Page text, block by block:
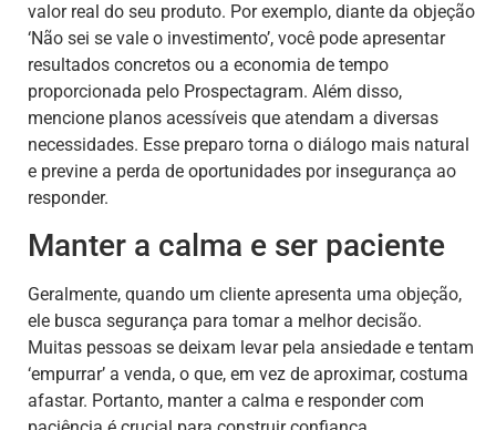
valor real do seu produto. Por exemplo, diante da objeção
‘Não sei se vale o investimento’, você pode apresentar
resultados concretos ou a economia de tempo
proporcionada pelo Prospectagram. Além disso,
mencione planos acessíveis que atendam a diversas
necessidades. Esse preparo torna o diálogo mais natural
e previne a perda de oportunidades por insegurança ao
responder.
Manter a calma e ser paciente
Geralmente, quando um cliente apresenta uma objeção,
ele busca segurança para tomar a melhor decisão.
Muitas pessoas se deixam levar pela ansiedade e tentam
‘empurrar’ a venda, o que, em vez de aproximar, costuma
afastar. Portanto, manter a calma e responder com